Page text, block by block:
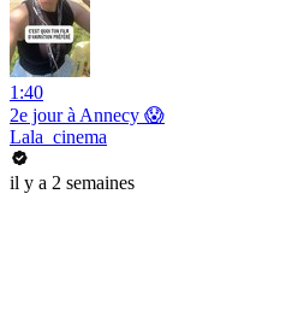
1:40
2e jour à Annecy 😱
Lala_cinema
il y a 2 semaines